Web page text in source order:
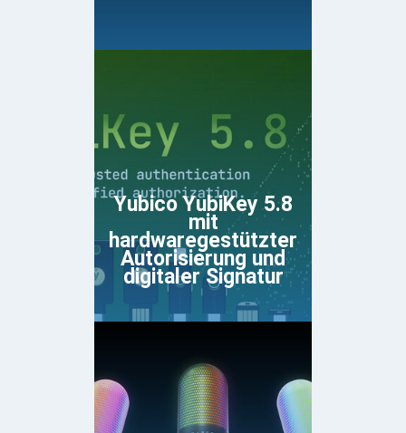
Yubico YubiKey 5.8
mit
hardwaregestützter
Autorisierung und
digitaler Signatur